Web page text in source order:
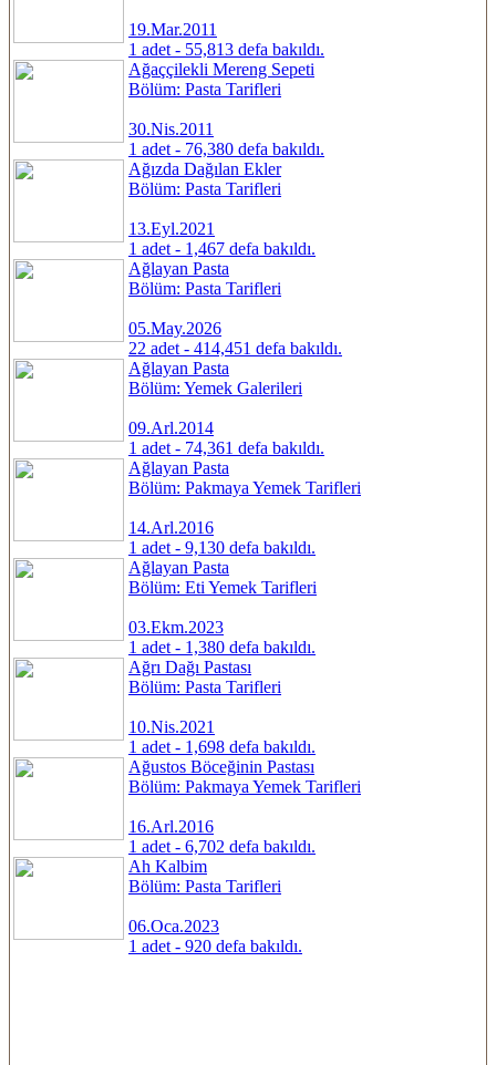
19.Mar.2011
1 adet - 55,813 defa bakıldı.
Ağaççilekli Mereng Sepeti
Bölüm: Pasta Tarifleri
30.Nis.2011
1 adet - 76,380 defa bakıldı.
Ağızda Dağılan Ekler
Bölüm: Pasta Tarifleri
13.Eyl.2021
1 adet - 1,467 defa bakıldı.
Ağlayan Pasta
Bölüm: Pasta Tarifleri
05.May.2026
22 adet - 414,451 defa bakıldı.
Ağlayan Pasta
Bölüm: Yemek Galerileri
09.Arl.2014
1 adet - 74,361 defa bakıldı.
Ağlayan Pasta
Bölüm: Pakmaya Yemek Tarifleri
14.Arl.2016
1 adet - 9,130 defa bakıldı.
Ağlayan Pasta
Bölüm: Eti Yemek Tarifleri
03.Ekm.2023
1 adet - 1,380 defa bakıldı.
Ağrı Dağı Pastası
Bölüm: Pasta Tarifleri
10.Nis.2021
1 adet - 1,698 defa bakıldı.
Ağustos Böceğinin Pastası
Bölüm: Pakmaya Yemek Tarifleri
16.Arl.2016
1 adet - 6,702 defa bakıldı.
Ah Kalbim
Bölüm: Pasta Tarifleri
06.Oca.2023
1 adet - 920 defa bakıldı.